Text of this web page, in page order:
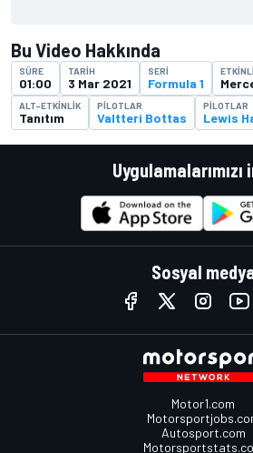
Bu Video Hakkında
SÜRE
01:00
TARIH
3 Mar 2021
SERI
Formula 1
ALT-ETKINLIK
Tanıtım
PILOTLAR
Valtteri Bottas
PILOTLAR
Lewis
Uygulamalarımızı
Sosyal
Motor1.com
Autosport.com